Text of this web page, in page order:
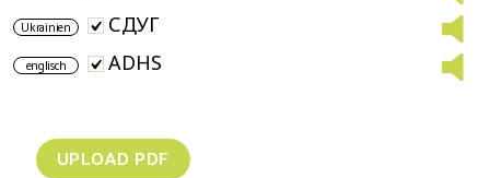
Ukrainien СДУГ
englisch ADHS